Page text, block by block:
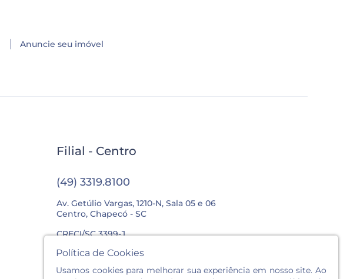
Anuncie seu imóvel
Filial - Centro
(49) 3319.8100
Av. Getúlio Vargas, 1210-N, Sala 05 e 06
Centro, Chapecó - SC
CRECI/SC 3399-J
Seg. a Sex.: 8h às 12h / 13:30h às 18h
Sábados: 8h às 12h
Política de Cookies
Usamos cookies para melhorar sua experiência em nosso site. Ao